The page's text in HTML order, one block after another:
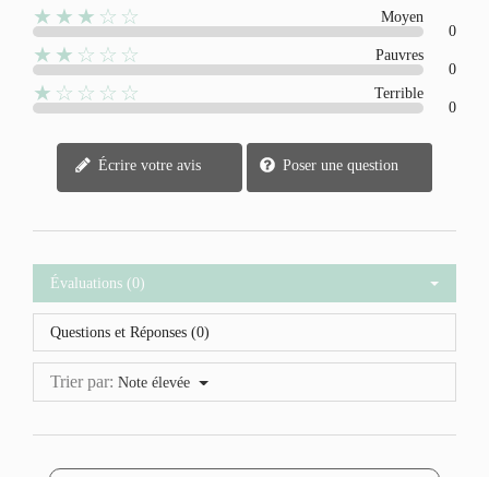
★★★☆☆
Moyen
0
★★☆☆☆
Pauvres
0
★☆☆☆☆
Terrible
0
Écrire votre avis Poser une question
Évaluations (0)
Questions et Réponses (0)
Trier par: Note élevée